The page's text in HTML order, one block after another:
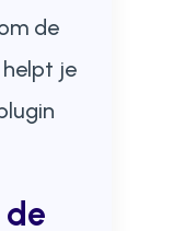
de
je
de